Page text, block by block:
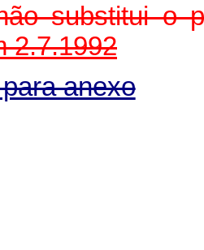
substitui o
2.7.1992
anexo